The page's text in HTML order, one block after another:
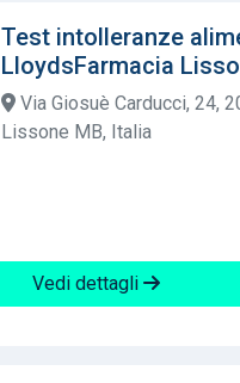
Test intolleranze
LloydsFarmacia
Via Giosuè Carducci, 24,
Lissone MB, Italia
Vedi dettagli